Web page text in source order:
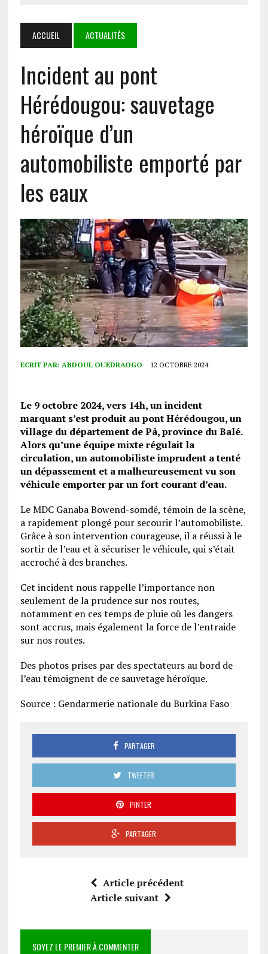
ACCUEIL ACTUALITÉS
Incident au pont
Hérédougou: sauvetage
héroïque d’un
automobiliste emporté par
les eaux
ECRIT PAR: ABDOUL OUEDRAOGO 12 OCTOBRE 2024
Le 9 octobre 2024, vers 14h, un incident
marquant s’est produit au pont Hérédougou, un
village du département de Pâ, province du Balé.
Alors qu’une équipe mixte régulait la
circulation, un automobiliste imprudent a tenté
un dépassement et a malheureusement vu son
véhicule emporter par un fort courant d’eau.
Le MDC Ganaba Bowend-somdé, témoin de la scène,
a rapidement plongé pour secourir l’automobiliste.
Grâce à son intervention courageuse, il a réussi à le
sortir de l’eau et à sécuriser le véhicule, qui s’était
accroché à des branches.
Cet incident nous rappelle l’importance non
seulement de la prudence sur nos routes,
notamment en ces temps de pluie où les dangers
sont accrus, mais également la force de l’entraide
sur nos routes.
Des photos prises par des spectateurs au bord de
l’eau témoignent de ce sauvetage héroïque.
Source : Gendarmerie nationale du Burkina Faso
PARTAGER
TWEETER
PINTER
PARTAGER
Article précédent
Article suivant
SOYEZ LE PREMIER À COMMENTER